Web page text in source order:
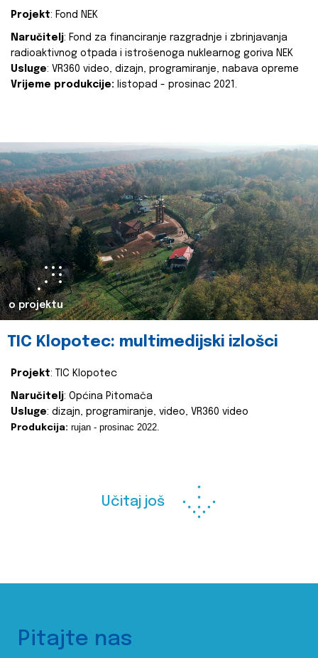
Projekt: Fond NEK
Naručitelj: Fond za financiranje razgradnje i zbrinjavanja
radioaktivnog otpada i istrošenoga nuklearnog goriva NEK
Usluge: VR360 video, dizajn, programiranje, nabava opreme
Vrijeme produkcije: listopad - prosinac 2021.
o projektu
TIC Klopotec: multimedijski izlošci
Projekt: TIC Klopotec
Naručitelj: Općina Pitomača
Usluge: dizajn, programiranje, video, VR360 video
Produkcija: rujan - prosinac 2022.
Učitaj još
Pitajte nas